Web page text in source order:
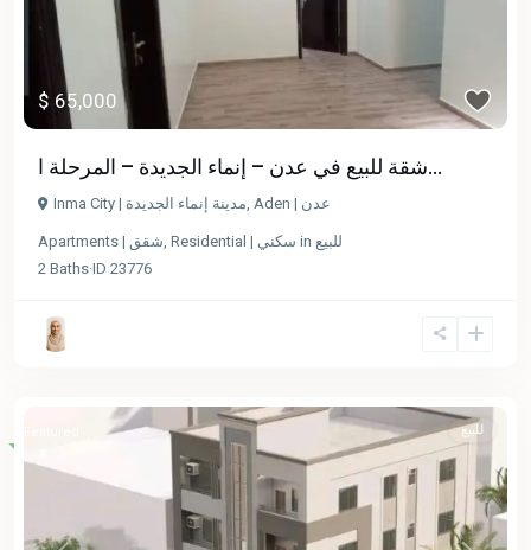
$ 65,000
شقة للبيع في عدن – إنماء الجديدة – المرحلة ا...
Inma City | مدينة إنماء الجديدة Aden | عدن
Apartments | شقق Residential | سكني in للبيع
2 Baths·ID 23776
للبيع